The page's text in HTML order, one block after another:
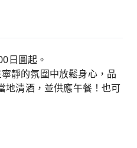
日圓起。
靜的氛圍中放鬆身心，品
地清酒，並供應午餐！也可